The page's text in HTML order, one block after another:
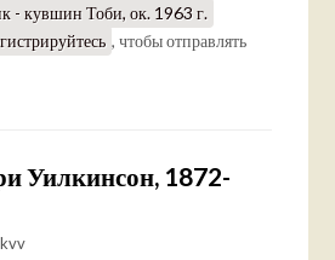
- кувшин Тоби, ок. 1963 г.
, чтобы отправлять
Уилкинсон, 1872-
kvv